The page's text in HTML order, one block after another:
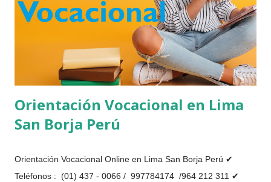
afectando diversas de su vida personal, académica, familiar o
social. Se le brinda un ambiente de confianza y tranquilidad
Orientación Vocacional en Lima
San Borja Perú
Orientación Vocacional Online en Lima San Borja Perú ✔
Teléfonos : (01) 437 - 0066 / 997784174 /964 212 311 ✔